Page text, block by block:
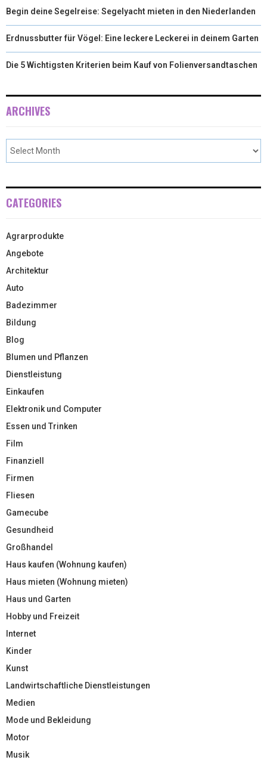
Begin deine Segelreise: Segelyacht mieten in den Niederlanden
Erdnussbutter für Vögel: Eine leckere Leckerei in deinem Garten
Die 5 Wichtigsten Kriterien beim Kauf von Folienversandtaschen
ARCHIVES
CATEGORIES
Agrarprodukte
Angebote
Architektur
Auto
Badezimmer
Bildung
Blog
Blumen und Pflanzen
Dienstleistung
Einkaufen
Elektronik und Computer
Essen und Trinken
Film
Finanziell
Firmen
Fliesen
Gamecube
Gesundheid
Großhandel
Haus kaufen (Wohnung kaufen)
Haus mieten (Wohnung mieten)
Haus und Garten
Hobby und Freizeit
Internet
Kinder
Kunst
Landwirtschaftliche Dienstleistungen
Medien
Mode und Bekleidung
Motor
Musik